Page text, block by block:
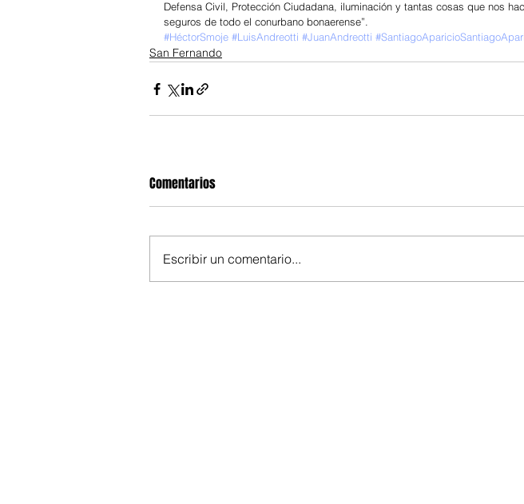
Defensa Civil, Protección Ciudadana, iluminación y tantas cosas que nos
seguros de todo el conurbano bonaerense”.
#HéctorSmoje #LuisAndreotti #JuanAndreotti
San Fernando
Comentarios
Escribir un comentario...